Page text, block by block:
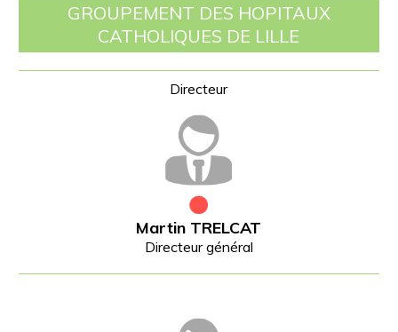
GROUPEMENT DES HOPITAUX
CATHOLIQUES DE LILLE
Martin TRELCAT
Directeur général